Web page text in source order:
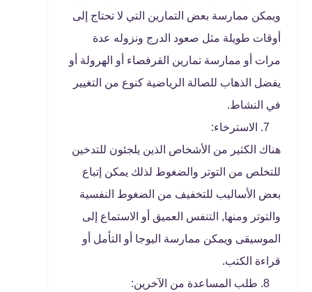
ويمكن ممارسة بعض التمارين التي لا تحتاج إلى
أوقات طويلة مثل صعود الدرج ونزوله عدة
مرات أو ممارسة تمارين القرفصاء أو الهرولة أو
يفضل الذهاب للصالة الرياضية كنوع من التغيير
في النشاط.
الاسترخاء:
هناك الكثير من الأشخاص الذين يلجئون للتدخين
للتخلص من التوتر والضغوط لذلك يمكن إتباع
بعض الأساليب للتخفيف من الضغوط النفسية
والتوتر ومنها, التنفس العميق أو الاستماع إلى
الموسيقى ويمكن ممارسة اليوجا أو التأمل أو
قراءة الكتب.
طلب المساعدة من الآخرين: